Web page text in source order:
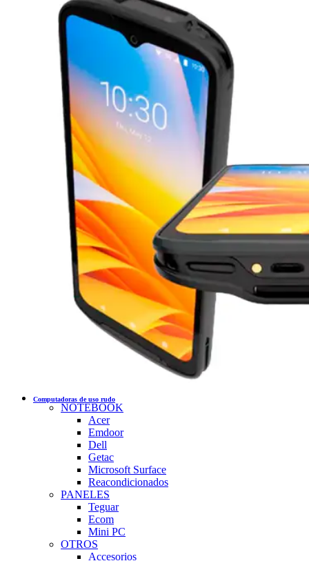
Computadoras de uso rudo
NOTEBOOK
Acer
Emdoor
Dell
Getac
Microsoft Surface
Reacondicionados
PANELES
Teguar
Ecom
Mini PC
OTROS
Accesorios